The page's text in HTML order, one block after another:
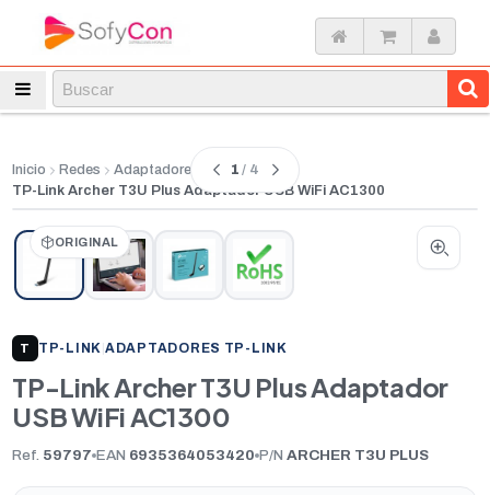
Inicio Redes
Adaptadores
TP-Link Archer T3U Plus Adaptador USB WiFi AC1300
ORIGINAL
1 / 4
T TP-LINK |ADAPTADORES TP-LINK
TP-Link Archer T3U Plus Adaptador
USB WiFi AC1300
Ref. 59797 EAN 6935364053420 P/N ARCHER T3U PLUS